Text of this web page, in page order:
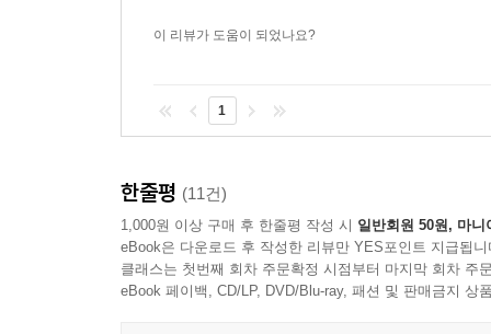
이 리뷰가 도움이 되었나요?
1
한줄평 (11건)
1,000원 이상 구매 후 한줄평 작성 시 일반회원 50원, 마니
eBook은 다운로드 후 작성한 리뷰만 YES포인트 지급됩니
클래스는 첫번째 회차 주문확정 시점부터 마지막 회차 주
eBook 페이백, CD/LP, DVD/Blu-ray, 패션 및 판매금지 상